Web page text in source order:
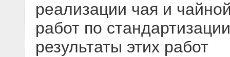
реализации чая и
работ по
результаты этих работ